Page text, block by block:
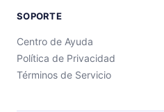
SOPORTE
Centro de Ayuda
Política de Privacidad
Términos de Servicio